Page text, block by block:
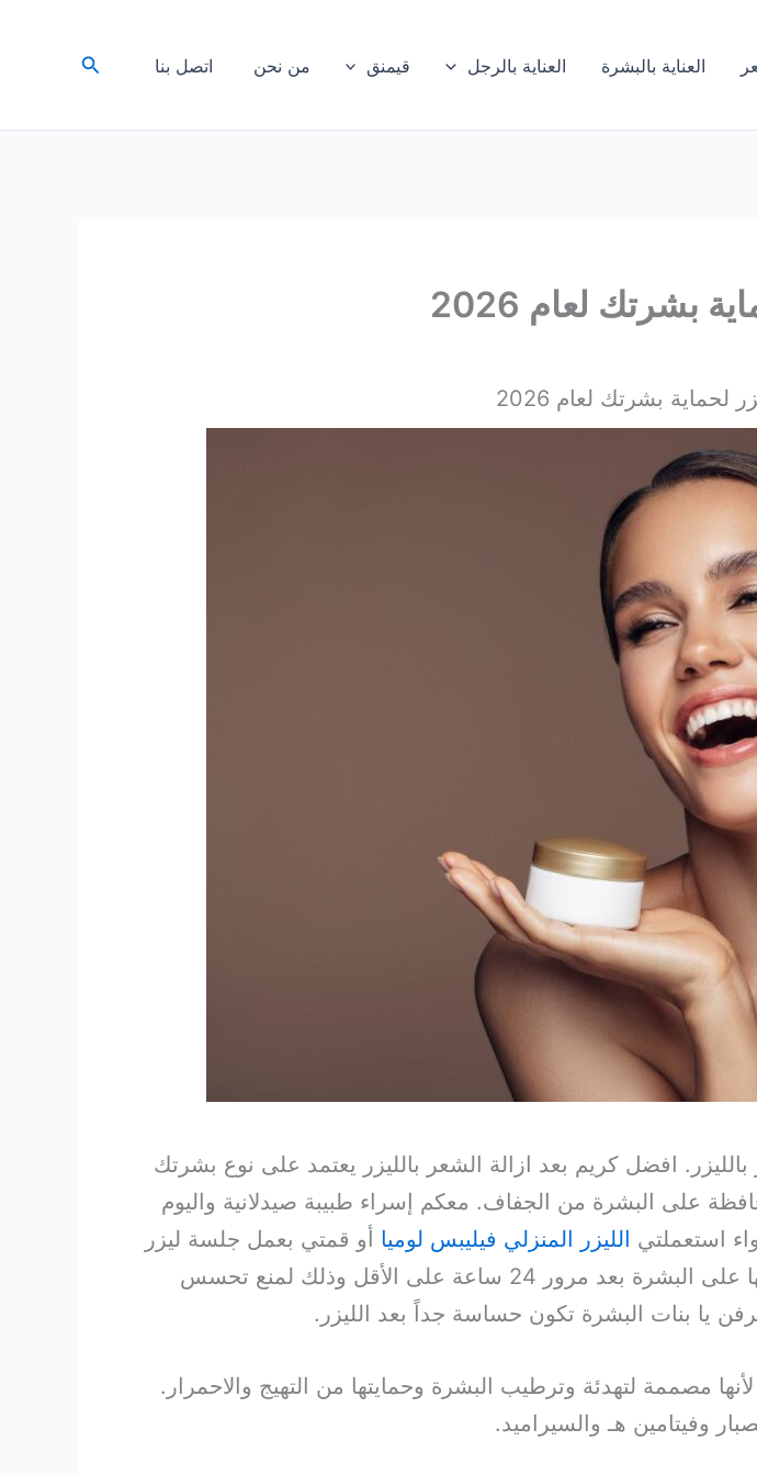
العناية بالبشرة العناية بالرجل قيمنق من نحن اتصل بنا البحث
افضل كريم بعد ازالة الشعر بالليزر يعتمد على نوع بشرتك
على البشرة من الجفاف. معكم إسراء طبيبة صيدلانية واليوم
استعملتي الليزر المنزلي فيليبس لوميا أو قمتي بعمل جلسة ليزر
في العيادة. هذه الكريمات التي سوف نتحدث عنها الأفضل وضعها على البشرة بعد مرور 24 ساعة على الأقل وذلك لمنع تحسس
يا بنات البشرة تكون حساسة جداً بعد الليزر.
مصممة لتهدئة وترطيب البشرة وحمايتها من التهيج والاحمرار.
وفيتامين هـ والسيراميد.